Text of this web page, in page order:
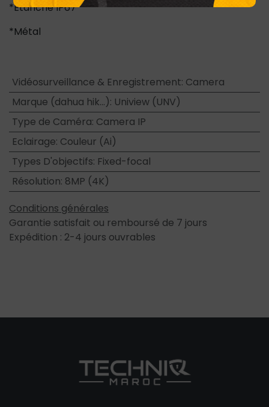
*Étanche IP67
*Métal
Vidéosurveillance & Enregistrement: Camera
Marque (dahua hik...): Uniview (UNV)
Type de Caméra: Camera IP
Eclairage: Couleur (Ai)
Types D'objectifs: Fixed-focal
Résolution: 8MP (4K)
Conditions générales
Garantie satisfait ou remboursé de 7 jours
Expédition : 2-4 jours ouvrables